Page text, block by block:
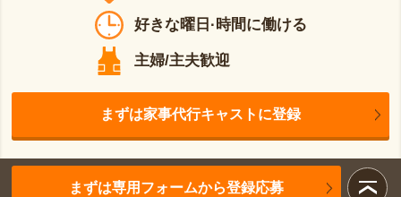
好きな曜日·時間に働ける
主婦/主夫歓迎
まずは家事代行キャストに登録
まずは専用フォームから登録応募